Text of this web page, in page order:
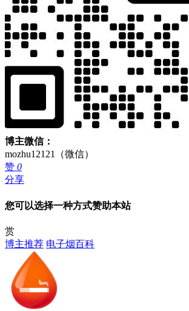
博主微信：
mozhu12121（微信）
赞 0
分享
您可以选择一种方式赞助本站
赏
博主推荐 电子烟百科